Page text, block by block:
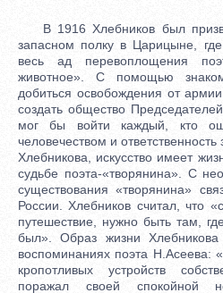
В 1916 Хлебников был
запасном полку в Царицыне,
весь ад перевоплощения
животное». С помощью
добиться освобождения от
создать общество
мог бы войти каждый, кто
человечеством и
Хлебникова, искусство имеет
судьбе поэта-«творянина». С
существования «творянина»
России. Хлебников считал, что
путешествие, нужно быть там,
был». Образ жизни Хлебникова
воспоминаниях поэта Н.Асеева:
кропотливых устройств
поражал своей спокойной